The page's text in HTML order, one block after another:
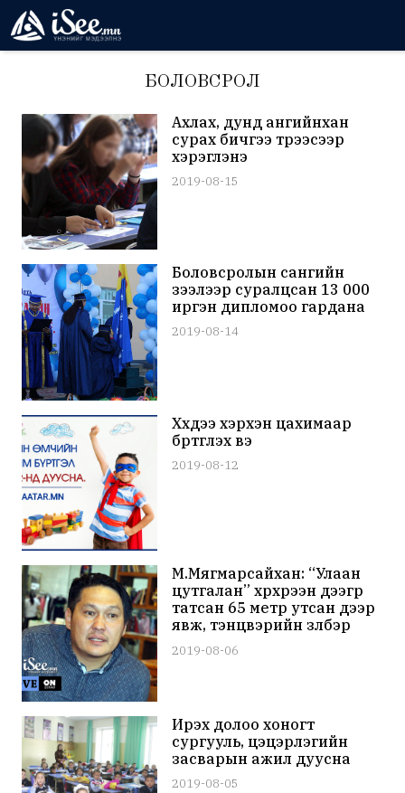
БОЛОВСРОЛ
Ахлах, дунд ангийнхан
сурах бичгээ түрээсээр
хэрэглэнэ
2019-08-15
Боловсролын сангийн
зээлээр суралцсан 13 000
иргэн дипломоо гардана
2019-08-14
Хүүхдээ хэрхэн цахимаар
бүртгүүлэх вэ
2019-08-12
М.Мягмарсайхан: “Улаан
цутгалан” хүрхрээн дээгүүр
татсан 65 метр утсан дээр
явж, тэнцвэрийн үзүүлбэр
толилуулна
2019-08-06
Ирэх долоо хоногт
сургууль, цэцэрлэгийн
засварын ажил дуусна
2019-08-05